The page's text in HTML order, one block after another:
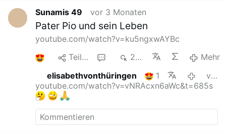
Sunamis 49 vor 3 Monaten
Pater Pio und sein Leben
youtube.com/watch?v=ku5ngxwAYBc
Teilen 222
Mehr
elisabethvonthüringen
1
vor 3 Monaten
youtube.com/watch?v=vNRAcxn6aWc&t=685s